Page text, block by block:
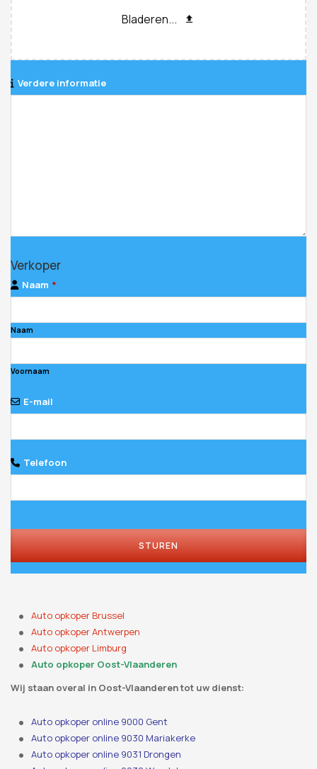
Bladeren...
Verdere informatie
Contact
Email *
Verkoper
Naam *
Naam
Voornaam
E-mail
Telefoon
STUREN
Auto opkoper Brussel
Auto opkoper Antwerpen
Auto opkoper Limburg
Auto opkoper Oost-Vlaanderen
Wij staan ​​overal in Oost-Vlaanderen tot uw dienst:
Auto opkoper online 9000 Gent
Auto opkoper online 9030 Mariakerke
Auto opkoper online 9031 Drongen